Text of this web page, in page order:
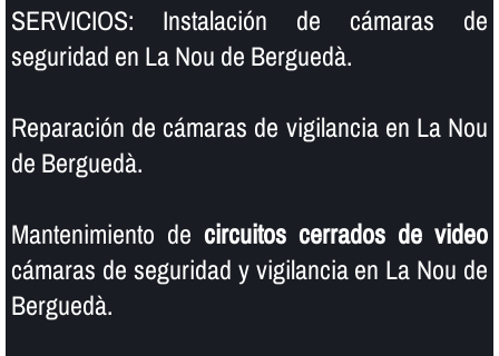
SERVICIOS: Instalación de cámaras de
seguridad en La Nou de Berguedà.
Reparación de cámaras de vigilancia en La Nou
de Berguedà.
Mantenimiento de circuitos cerrados de video
cámaras de seguridad y vigilancia en La Nou de
Berguedà.